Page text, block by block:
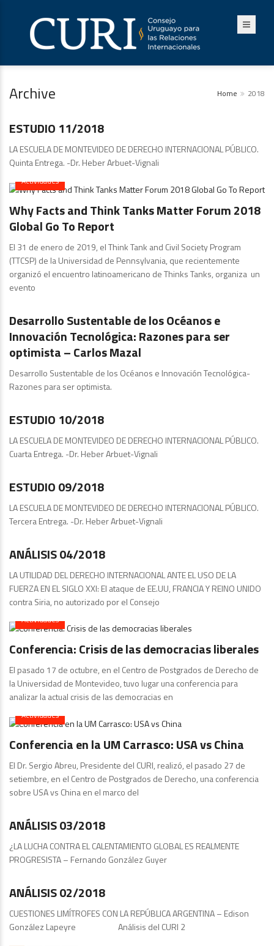
Archive Home 2018
Publicaciones
ESTUDIO 11/2018
LA ESCUELA DE MONTEVIDEO DE DERECHO INTERNACIONAL PÚBLICO.
Quinta Entrega. -Dr. Heber Arbuet-Vignali
Actividades
Why Facts and Think Tanks Matter Forum 2018
Global Go To Report
El 31 de enero de 2019, el Think Tank and Civil Society Program
(TTCSP) de la Universidad de Pennsylvania, que recientemente
organizó el encuentro latinoamericano de Thinks Tanks, organiza un
eventoPublicaciones
Desarrollo Sustentable de los Océanos e
Innovación Tecnológica: Razones para ser
optimista – Carlos Mazal
Desarrollo Sustentable de los Océanos e Innovación Tecnológica-
Razones para ser optimista.
Estudios
ESTUDIO 10/2018
LA ESCUELA DE MONTEVIDEO DE DERECHO INTERNACIONAL PÚBLICO.
Cuarta Entrega. -Dr. Heber Arbuet-Vignali
Publicaciones
ESTUDIO 09/2018
LA ESCUELA DE MONTEVIDEO DE DERECHO INTERNACIONAL PÚBLICO.
Tercera Entrega. -Dr. Heber Arbuet-Vignali
Publicaciones
ANÁLISIS 04/2018
LA UTILIDAD DEL DERECHO INTERNACIONAL ANTE EL USO DE LA
FUERZA EN EL SIGLO XXI: El ataque de EE.UU, FRANCIA Y REINO UNIDO
contra Siria, no autorizado por el Consejo
Actividades
Conferencia: Crisis de las democracias liberales
El pasado 17 de octubre, en el Centro de Postgrados de Derecho de
la Universidad de Montevideo, tuvo lugar una conferencia para
analizar la actual crisis de las democracias en
Actividades
Conferencia en la UM Carrasco: USA vs China
El Dr. Sergio Abreu, Presidente del CURI, realizó, el pasado 27 de
setiembre, en el Centro de Postgrados de Derecho, una conferencia
sobre USA vs China en el marco del
Publicaciones
ANÁLISIS 03/2018
¿LA LUCHA CONTRA EL CALENTAMIENTO GLOBAL ES REALMENTE
PROGRESISTA – Fernando González Guyer
Publicaciones
ANÁLISIS 02/2018
CUESTIONES LIMÍTROFES CON LA REPÚBLICA ARGENTINA – Edison
González Lapeyre Análisis del CURI 2